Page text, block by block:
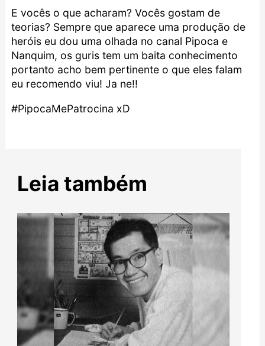
E vocês o que acharam? Vocês gostam de
teorias? Sempre que aparece uma produção de
heróis eu dou uma olhada no canal Pipoca e
Nanquim, os guris tem um baita conhecimento
portanto acho bem pertinente o que eles falam
eu recomendo viu! Ja ne!!
#PipocaMePatrocina xD
Leia também